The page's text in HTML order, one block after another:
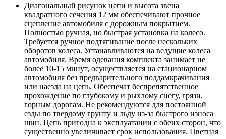
Диагональный рисунок цепи и высота звена
квадратного сечения 12 мм обеспечивают прочное
сцепление автомобиля с дорожным покрытием.
Полностью ручная, но быстрая установка на колесо.
Требуется ручное подтягивание после нескольких
оборотов колеса. Устанавливаются на ведущие колеса
автомобиля. Время одевания комплекта занимает не
более 10-15 минут, осуществляется на стационарном
автомобиля без предварительного поддамкрачивания
или наезда на цепь. Обеспечат беспрепятственное
прохождение по глубокому и рыхлому снегу, грязи,
горным дорогам. Не рекомендуются для постоянной
езды по твердому грунту и льду из-за быстрого износа
шин. Цепь пригодна к эксплуатации с обеих сторон, что
существенно увеличивает срок использования. Цветная